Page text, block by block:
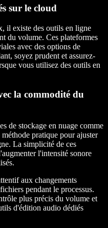
sur le cloud
il existe des outils en ligne
du volume. Ces plateformes
avec des options de
soyez prudent et assurez-
vous utilisez des outils en
la commodité du
de stockage en nuage comme
pratique pour ajuster
La simplicité de ces
l'intensité sonore
aux changements
pendant le processus.
plus précis du volume et
d'édition audio dédiés